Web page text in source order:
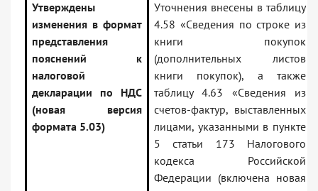
Утверждены
изменения в формат
представления
пояснений к
налоговой
декларации по НДС
(новая версия
формата 5.03)
Уточнения внесены в таблицу
4.58 «Сведения по строке из
книги покупок
(дополнительных листов
книги покупок), а также
таблицу 4.63 «Сведения из
счетов-фактур, выставленных
лицами, указанными в пункте
5 статьи 173 Налогового
кодекса Российской
Федерации (включена новая